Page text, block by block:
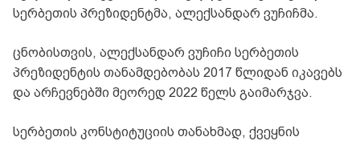
სერბეთის პრეზიდენტმა, ალექსანდარ ვუჩიჩმა.
ცნობისთვის, ალექსანდარ ვუჩიჩი სერბეთის
პრეზიდენტის თანამდებობას 2017 წლიდან იკავებს
და არჩევნებში მეორედ 2022 წელს გაიმარჯვა.
სერბეთის კონსტიტუციის თანახმად, ქვეყნის